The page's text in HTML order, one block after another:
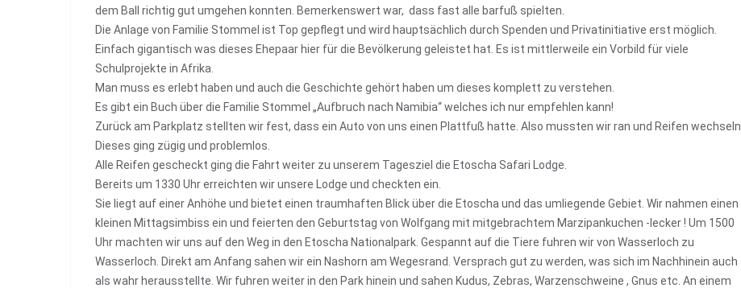
dem Ball richtig gut umgehen konnten. Bemerkenswert war, dass fast alle barfuß spielten.
Die Anlage von Familie Stommel ist Top gepflegt und wird hauptsächlich durch Spenden und Privatinitiative erst möglich.
Einfach gigantisch was dieses Ehepaar hier für die Bevölkerung geleistet hat. Es ist mittlerweile ein Vorbild für viele
Schulprojekte in Afrika.
Man muss es erlebt haben und auch die Geschichte gehört haben um dieses komplett zu verstehen.
Es gibt ein Buch über die Familie Stommel „Aufbruch nach Namibia“ welches ich nur empfehlen kann!
Zurück am Parkplatz stellten wir fest, dass ein Auto von uns einen Plattfuß hatte. Also mussten wir ran und Reifen wechseln.
Dieses ging zügig und problemlos.
Alle Reifen gescheckt ging die Fahrt weiter zu unserem Tagesziel die Etoscha Safari Lodge.
Bereits um 1330 Uhr erreichten wir unsere Lodge und checkten ein.
Sie liegt auf einer Anhöhe und bietet einen traumhaften Blick über die Etoscha und das umliegende Gebiet. Wir nahmen einen
kleinen Mittagsimbiss ein und feierten den Geburtstag von Wolfgang mit mitgebrachtem Marzipankuchen -lecker ! Um 1500
Uhr machten wir uns auf den Weg in den Etoscha Nationalpark. Gespannt auf die Tiere fuhren wir von Wasserloch zu
Wasserloch. Direkt am Anfang sahen wir ein Nashorn am Wegesrand. Versprach gut zu werden, was sich im Nachhinein auch
als wahr herausstellte. Wir fuhren weiter in den Park hinein und sahen Kudus, Zebras, Warzenschweine , Gnus etc. An einem